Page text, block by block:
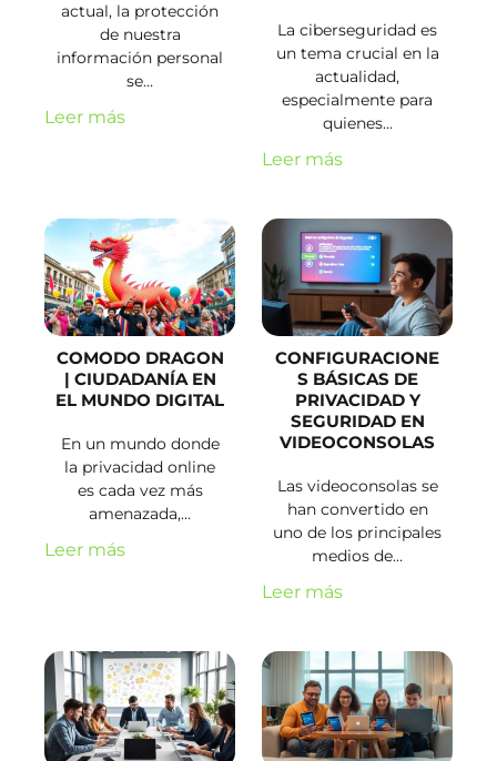
actual, la protección
de nuestra
información personal
se…
Leer más
La ciberseguridad es
un tema crucial en la
actualidad,
especialmente para
quienes…
Leer más
COMODO DRAGON
| CIUDADANÍA EN
EL MUNDO DIGITAL
En un mundo donde
la privacidad online
es cada vez más
amenazada,…
Leer más
CONFIGURACIONE
S BÁSICAS DE
PRIVACIDAD Y
SEGURIDAD EN
VIDEOCONSOLAS
Las videoconsolas se
han convertido en
uno de los principales
medios de…
Leer más